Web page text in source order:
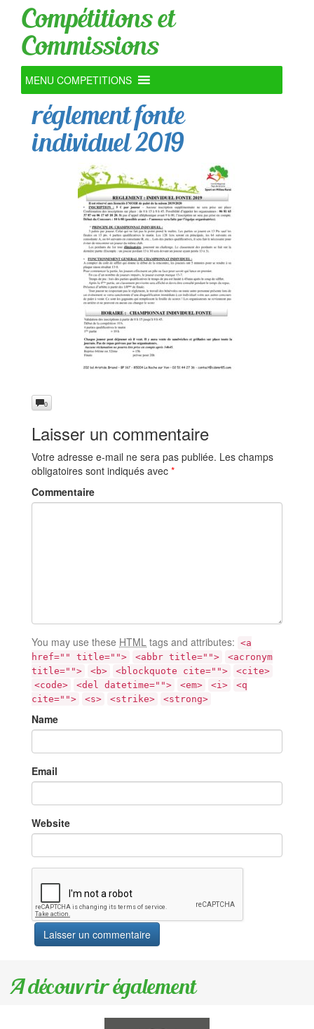
Compétitions et
Commissions
MENU COMPETITIONS
réglement fonte
individuel 2019
0
Laisser un commentaire
Votre adresse e-mail ne sera pas publiée. Les champs
obligatoires sont indiqués avec *
Commentaire
You may use these HTML tags and attributes: <a
href="" title="">
<abbr title="">
<acronym
title="">
<b> <blockquote cite="">
<cite>
<code>
<del datetime=""> <em> <i>
<q
cite="">
<s> <strike> <strong>
Name
Email
Website
A découvrir également